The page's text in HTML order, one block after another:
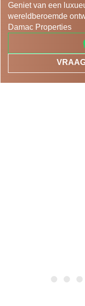
Geniet van een
wereldberoemde
Damac Properties